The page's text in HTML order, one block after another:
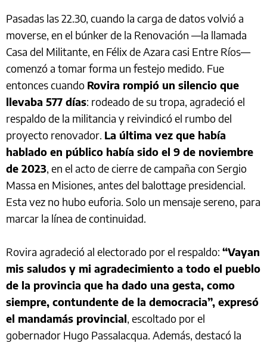
Pasadas las 22.30, cuando la carga de datos volvió a
moverse, en el búnker de la Renovación —la llamada
Casa del Militante, en Félix de Azara casi Entre Ríos—
comenzó a tomar forma un festejo medido. Fue
entonces cuando Rovira rompió un silencio que
llevaba 577 días: rodeado de su tropa, agradeció el
respaldo de la militancia y reivindicó el rumbo del
proyecto renovador. La última vez que había
hablado en público había sido el 9 de noviembre
de 2023, en el acto de cierre de campaña con Sergio
Massa en Misiones, antes del balottage presidencial.
Esta vez no hubo euforia. Solo un mensaje sereno, para
marcar la línea de continuidad.
Rovira agradeció al electorado por el respaldo: “Vayan
mis saludos y mi agradecimiento a todo el pueblo
de la provincia que ha dado una gesta, como
siempre, contundente de la democracia”, expresó
el mandamás provincial, escoltado por el
gobernador Hugo Passalacqua. Además, destacó la